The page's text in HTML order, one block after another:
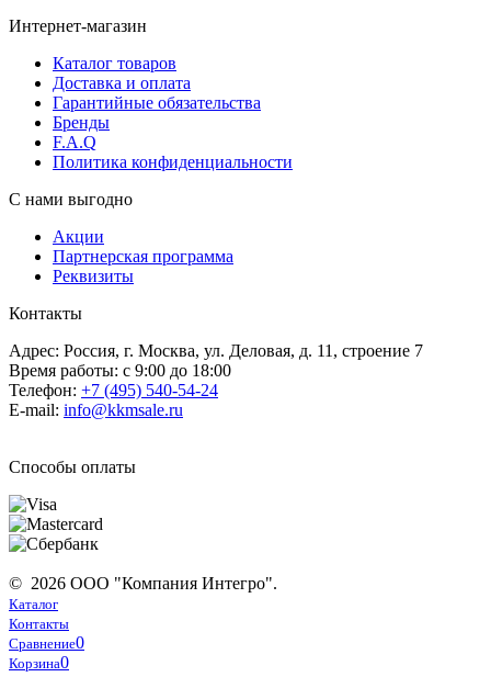
Интернет-магазин
Каталог товаров
Доставка и оплата
Гарантийные обязательства
Бренды
F.A.Q
Политика конфиденциальности
С нами выгодно
Акции
Партнерская программа
Реквизиты
Контакты
Адрес: Россия, г. Москва, ул. Деловая, д. 11, строение 7
Время работы: с 9:00 до 18:00
Телефон: +7 (495) 540-54-24
E-mail: info@kkmsale.ru
Способы оплаты
© 2026 ООО "Компания Интегро".
Каталог
Контакты
Сравнение0
Корзина0